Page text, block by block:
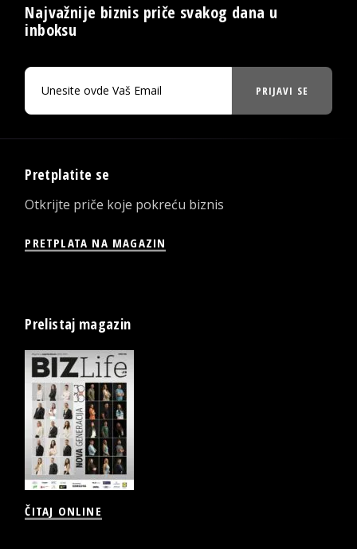
Najvažnije biznis priče svakog dana u
inboksu
PRIJAVI SE
Pretplatite se
Otkrijte priče koje pokreću biznis
PRETPLATA NA MAGAZIN
Prelistaj magazin
ČITAJ ONLINE